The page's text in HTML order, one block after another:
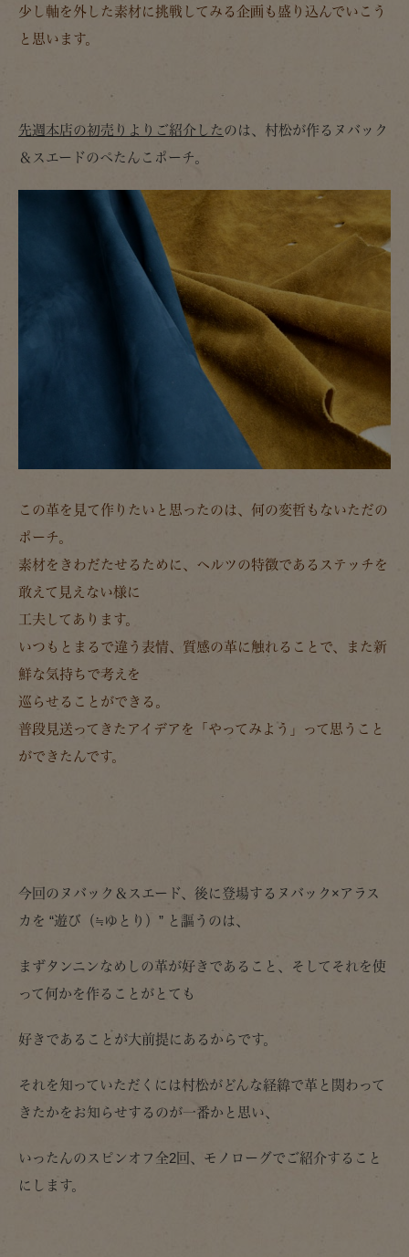
少し軸を外した素材に挑戦してみる企画も盛り込んでいこう
と思います。
先週本店の初売りよりご紹介したのは、村松が作るヌバック
＆スエードのぺたんこポーチ。
この革を見て作りたいと思ったのは、何の変哲もないただの
ポーチ。
素材をきわだたせるために、ヘルツの特徴であるステッチを
敢えて見えない様に
工夫してあります。
いつもとまるで違う表情、質感の革に触れることで、また新
鮮な気持ちで考えを
巡らせることができる。
普段見送ってきたアイデアを「やってみよう」って思うこと
ができたんです。
今回のヌバック＆スエード、後に登場するヌバック×アラス
カを “遊び（≒ゆとり）” と謳うのは、
まずタンニンなめしの革が好きであること、そしてそれを使
って何かを作ることがとても
好きであることが大前提にあるからです。
それを知っていただくには村松がどんな経緯で革と関わって
きたかをお知らせするのが一番かと思い、
いったんのスピンオフ全2回、モノローグでご紹介すること
にします。